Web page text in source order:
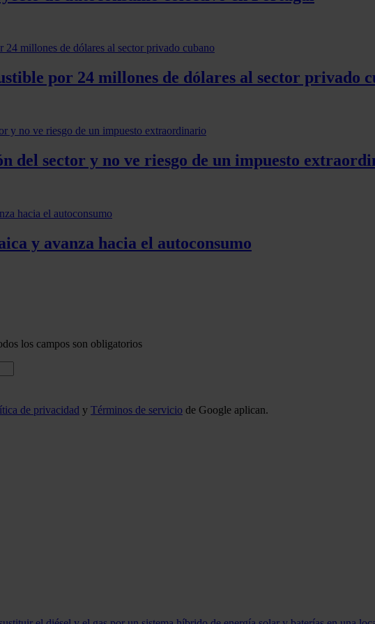
por 24 millones de dólares al sector privado
del sector y no ve riesgo de un impuesto
y avanza hacia el autoconsumo
los campos son obligatorios
de privacidad y Términos de servicio de Google aplican.